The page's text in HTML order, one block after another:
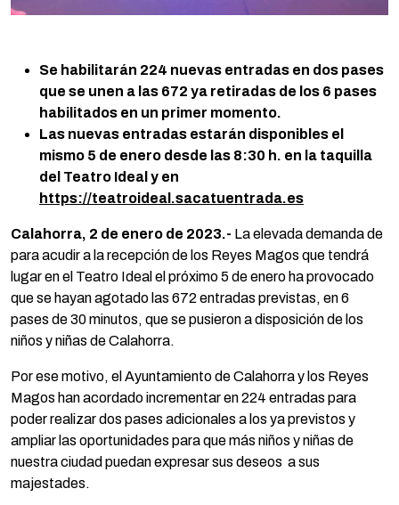
Se habilitarán 224 nuevas entradas en dos pases
que se unen a las 672 ya retiradas de los 6 pases
habilitados en un primer momento.
Las nuevas entradas estarán disponibles el
mismo 5 de enero desde las 8:30 h. en la taquilla
del Teatro Ideal y en
https://teatroideal.sacatuentrada.es
Calahorra, 2 de enero de 2023.- La elevada demanda de
para acudir a la recepción de los Reyes Magos que tendrá
lugar en el Teatro Ideal el próximo 5 de enero ha provocado
que se hayan agotado las 672 entradas previstas, en 6
pases de 30 minutos, que se pusieron a disposición de los
niños y niñas de Calahorra.
Por ese motivo, el Ayuntamiento de Calahorra y los Reyes
Magos han acordado incrementar en 224 entradas para
poder realizar dos pases adicionales a los ya previstos y
ampliar las oportunidades para que más niños y niñas de
nuestra ciudad puedan expresar sus deseos a sus
majestades.